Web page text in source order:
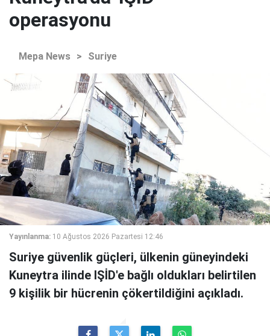
operasyonu
Mepa News > Suriye
Yayınlanma: 10 Ağustos 2026 Pazartesi 12:46
Suriye güvenlik güçleri, ülkenin güneyindeki
Kuneytra ilinde IŞİD'e bağlı oldukları belirtilen
9 kişilik bir hücrenin çökertildiğini açıkladı.